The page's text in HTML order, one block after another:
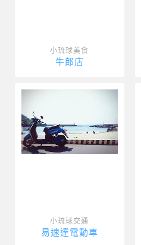
小琉球美食
牛郎店
小琉球交通
易速達電動車